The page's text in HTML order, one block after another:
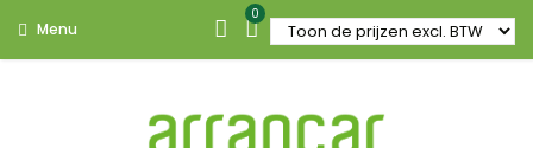
Menu
0